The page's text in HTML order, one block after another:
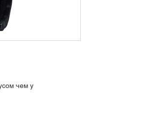
чем у